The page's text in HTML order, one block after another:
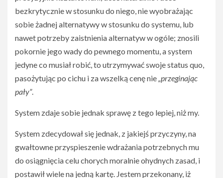
bezkrytycznie w stosunku do niego, nie wyobrażając
sobie żadnej alternatywy w stosunku do systemu, lub
nawet potrzeby zaistnienia alternatyw w ogóle; znosili
pokornie jego wady do pewnego momentu, a system
jedyne co musiał robić, to utrzymywać swoje status quo,
pasożytując po cichu i za wszelką cenę nie„przeginając
pały”.
System zdaje sobie jednak sprawę z tego lepiej, niż my.
System zdecydował się jednak, z jakiejś przyczyny, na
gwałtowne przyspieszenie wdrażania potrzebnych mu
do osiągnięcia celu chorych moralnie ohydnych zasad, i
postawił wiele na jedną kartę. Jestem przekonany, iż